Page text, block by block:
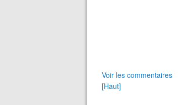
Voir les commentaires
[Haut]